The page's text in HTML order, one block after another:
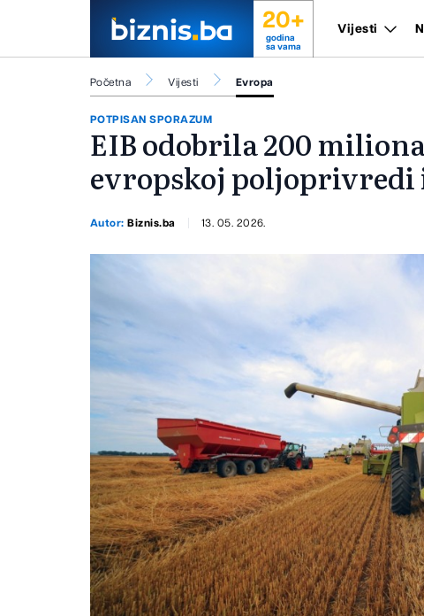
20+
godina
sa vama
Vijesti
Početna Vijesti Evropa
POTPISAN SPORAZUM
EIB odobrila 200
evropskoj
Autor:Biznis.ba 13. 05. 2026.